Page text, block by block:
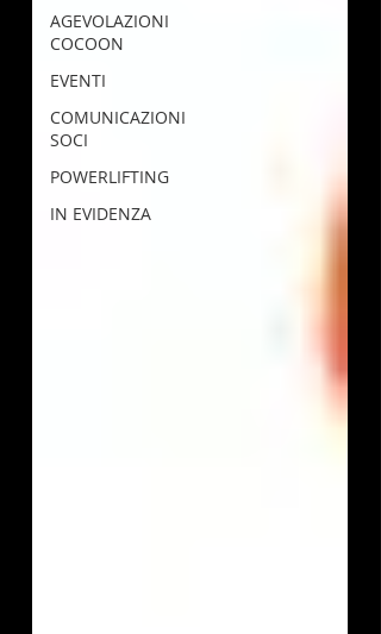
AGEVOLAZIONI
COCOON
EVENTI
COMUNICAZIONI
SOCI
POWERLIFTING
IN EVIDENZA